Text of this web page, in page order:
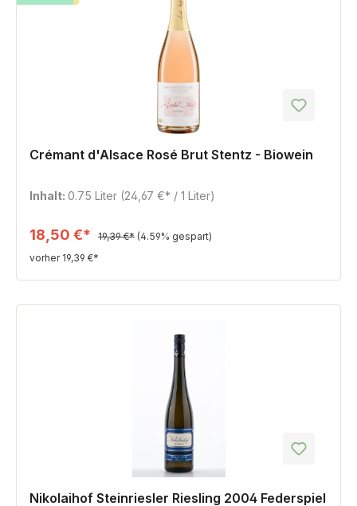
Crémant d'Alsace Rosé Brut Stentz - Biowein
Inhalt: 0.75 Liter (24,67 €* / 1 Liter)
18,50 €* 19,39 €* (4.59% gespart)
vorher 19,39 €*
Nikolaihof Steinriesler Riesling 2004 Federspiel